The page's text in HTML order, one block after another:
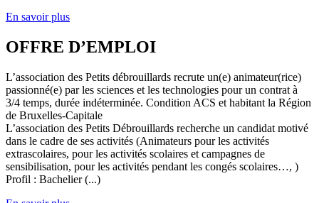
En savoir plus
OFFRE D’EMPLOI
L’association des Petits débrouillards recrute un(e) animateur(rice)
passionné(e) par les sciences et les technologies pour un contrat à
3/4 temps, durée indéterminée. Condition ACS et habitant la Région
de Bruxelles-Capitale
L’association des Petits Débrouillards recherche un candidat motivé
dans le cadre de ses activités (Animateurs pour les activités
extrascolaires, pour les activités scolaires et campagnes de
sensibilisation, pour les activités pendant les congés scolaires…, )
Profil : Bachelier (...)